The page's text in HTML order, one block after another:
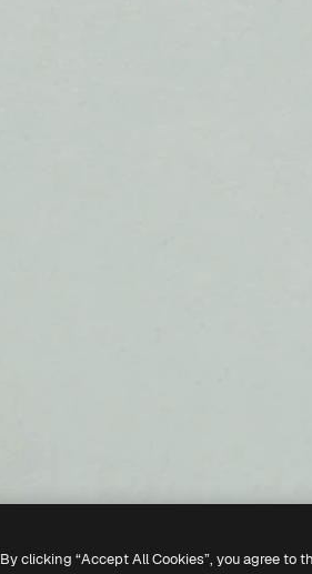
By clicking “Accept All Cookies”, you agree to